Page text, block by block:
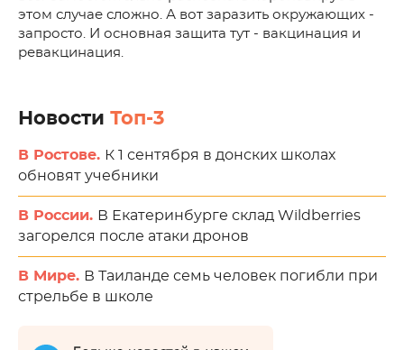
этом случае сложно. А вот заразить окружающих -
запросто. И основная защита тут - вакцинация и
ревакцинация.
Новости Топ-3
В Ростове. К 1 сентября в донских школах
обновят учебники
В России. В Екатеринбурге склад Wildberries
загорелся после атаки дронов
В Мире. В Таиланде семь человек погибли при
стрельбе в школе